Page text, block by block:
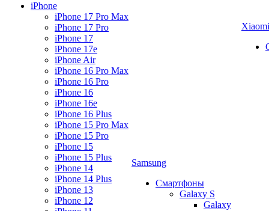
iPhone
iPhone 17 Pro Max
iPhone 17 Pro
iPhone 17
iPhone 17e
iPhone Air
iPhone 16 Pro Max
iPhone 16 Pro
iPhone 16
iPhone 16e
iPhone 16 Plus
iPhone 15 Pro Max
iPhone 15 Pro
iPhone 15
iPhone 15 Plus
iPhone 14
iPhone 14 Plus
iPhone 13
iPhone 12
Samsung
Смартфоны
Galaxy S
Galaxy
Xiaomi